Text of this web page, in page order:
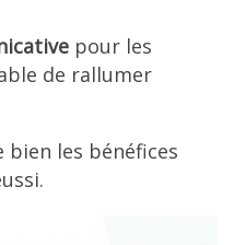
pour les
de rallumer
les bénéfices